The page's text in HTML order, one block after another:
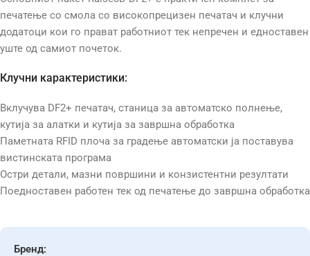
печатење со смола со високопрецизен печатач и клучни
додатоци кои го прават работниот тек непречен и едноставен
уште од самиот почеток.
Клучни карактеристики:
Вклучува DF2+ печатач, станица за автоматско полнење,
кутија за алатки и кутија за завршна обработка
Паметната RFID плоча за градење автоматски ја поставува
вистинската програма
Остри детали, мазни површини и конзистентни резултати
Поедноставен работен тек од печатење до завршна обработка
Бренд: